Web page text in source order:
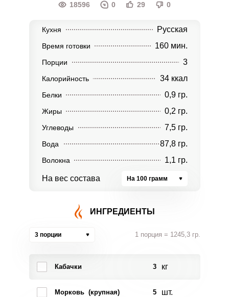
18596 0 29 0
Кухня Русская
Время готовки 160 мин.
Порции 3
Калорийность 34 ккал
Белки 0,9 гр.
Жиры 0,2 гр.
Углеводы 7,5 гр.
Вода 87,8 гр.
Волокна 1,1 гр.
На вес состава На 100 грамм
ИНГРЕДИЕНТЫ
3 порции 1 порция = 1245,3 гр.
Кабачки 3 кг
Морковь (крупная) 5 шт.